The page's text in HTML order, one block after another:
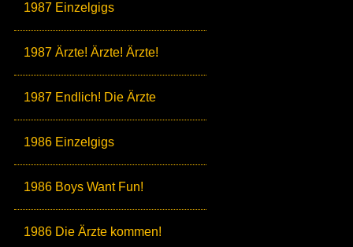
1987 Einzelgigs
1987 Ärzte! Ärzte! Ärzte!
1987 Endlich! Die Ärzte
1986 Einzelgigs
1986 Boys Want Fun!
1986 Die Ärzte kommen!